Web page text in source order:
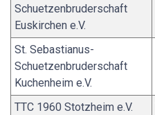
Schuetzenbruderschaft
Euskirchen e.V.
St. Sebastianus-
Schuetzenbruderschaft
Kuchenheim e.V.
TTC 1960 Stotzheim e.V.